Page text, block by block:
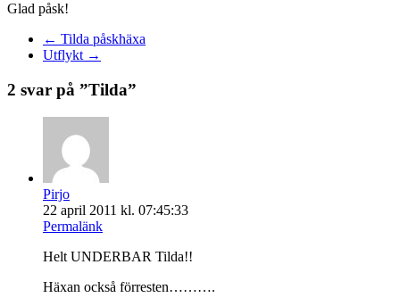
Glad påsk!
← Tilda påskhäxa
Utflykt →
2 svar på ”Tilda”
Pirjo
22 april 2011 kl. 07:45:33
Permalänk
Helt UNDERBAR Tilda!!
Häxan också förresten……….